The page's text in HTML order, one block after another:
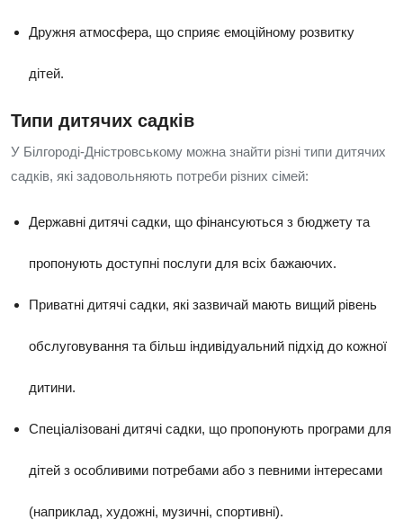
Дружня атмосфера, що сприяє емоційному розвитку
дітей.
Типи дитячих садків
У Білгороді-Дністровському можна знайти різні типи дитячих
садків, які задовольняють потреби різних сімей:
Державні дитячі садки, що фінансуються з бюджету та
пропонують доступні послуги для всіх бажаючих.
Приватні дитячі садки, які зазвичай мають вищий рівень
обслуговування та більш індивідуальний підхід до кожної
дитини.
Спеціалізовані дитячі садки, що пропонують програми для
дітей з особливими потребами або з певними інтересами
(наприклад, художні, музичні, спортивні).